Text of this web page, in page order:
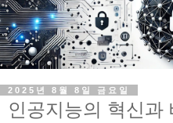
2025년 8월 8일 금요일
인공지능의 혁신과